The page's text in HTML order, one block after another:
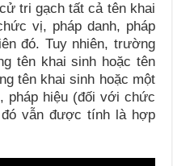
tri gạch tất cả tên khai
vị, pháp danh, pháp
đó. Tuy nhiên, trường
tên khai sinh hoặc tên
tên khai sinh hoặc một
pháp hiệu (đối với chức
vẫn được tính là hợp